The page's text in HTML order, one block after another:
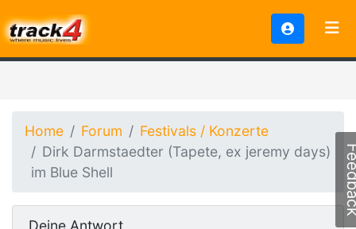
Home Forum
Festivals / Konzerte
Dirk Darmstaedter (Tapete, ex jeremy days)
im Blue Shell
Deine Antwort